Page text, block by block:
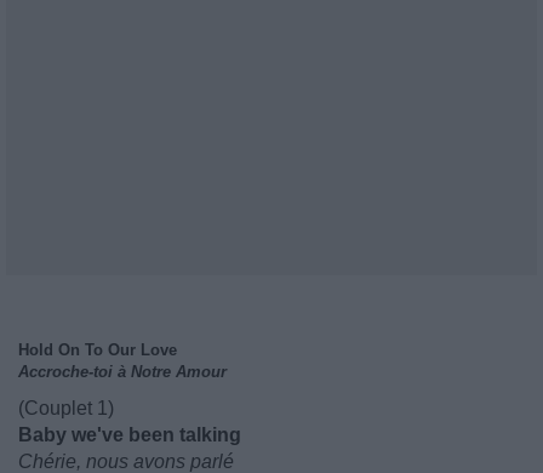
Hold On To Our Love
Accroche-toi à Notre Amour
(Couplet 1)
Baby we've been talking
Chérie, nous avons parlé